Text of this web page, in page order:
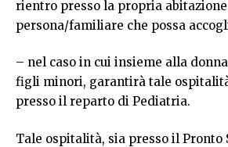
rientro presso la propria abitazione
persona/familiare che possa
– nel caso in cui insieme alla
figli minori, garantirà tale
presso il reparto di Pediatria.
Tale ospitalità, sia presso il Pronto